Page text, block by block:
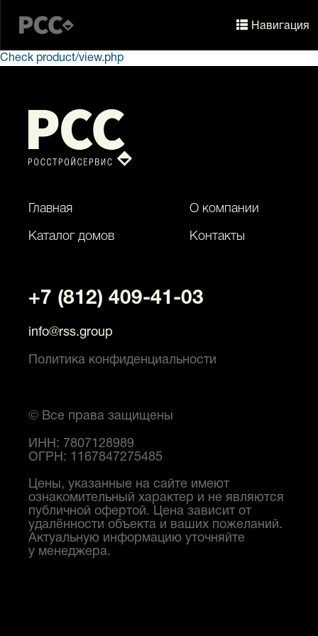
Навигация
Навигация
Check product/view.php
Главная
Каталог домов
О компании
Контакты
+7 (812) 409-41-03
info@rss.group
Политика конфиденциальности
© Все права защищены
ИНН: 7807128989
ОГРН: 1167847275485
Цены, указанные на сайте имеют
ознакомительный характер и не являются
публичной офертой. Цена зависит от
удалённости объекта и ваших пожеланий.
Актуальную информацию уточняйте
у менеджера.